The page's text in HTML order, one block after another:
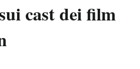
Moda
cast dei film